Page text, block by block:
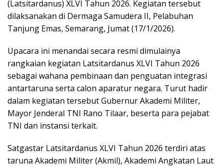
(Latsitardanus) XLVI Tahun 2026. Kegiatan tersebut
dilaksanakan di Dermaga Samudera II, Pelabuhan
Tanjung Emas, Semarang, Jumat (17/1/2026).
Upacara ini menandai secara resmi dimulainya
rangkaian kegiatan Latsitardanus XLVI Tahun 2026
sebagai wahana pembinaan dan penguatan integrasi
antartaruna serta calon aparatur negara. Turut hadir
dalam kegiatan tersebut Gubernur Akademi Militer,
Mayor Jenderal TNI Rano Tilaar, beserta para pejabat
TNI dan instansi terkait.
Satgastar Latsitardanus XLVI Tahun 2026 terdiri atas
taruna Akademi Militer (Akmil), Akademi Angkatan Laut